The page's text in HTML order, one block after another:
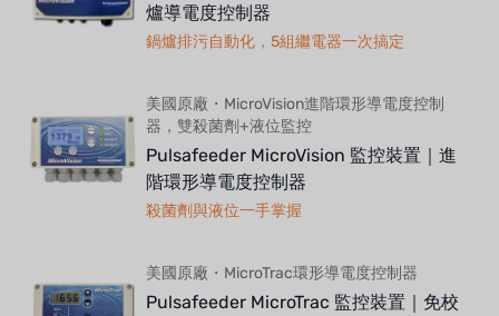
爐導電度控制器
鍋爐排污自動化，5組繼電器一次搞定
美國原廠・MicroVision進階環形導電度控制
器，雙殺菌劑+液位監控
Pulsafeeder MicroVision 監控裝置｜進
階環形導電度控制器
殺菌劑與液位一手掌握
美國原廠・MicroTrac環形導電度控制器
Pulsafeeder MicroTrac 監控裝置｜免校